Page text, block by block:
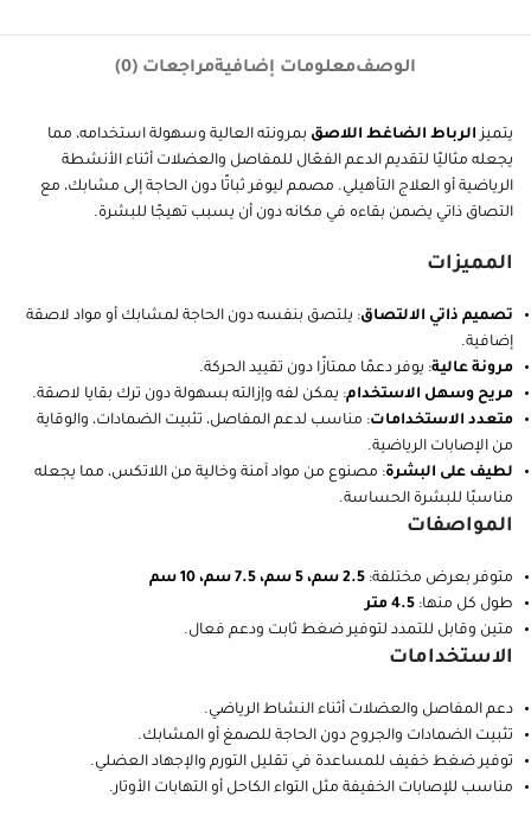
الوسوم: بلاستر, حماية العضلات, دعم المفاصل, رباض ضاغط لاصق, رباط
رباط ضاغط , رباط طبي رباط لاصق ذاتي , ضمادة ضاغطة
الوصف معلومات إضافية مراجعات (0)
يتميزالرباط الضاغط اللاصق
الرياضية أو العلاج التأهيلي. مصمم ليوفر ثباتًا دون الحاجة إلى مشابك، مع
التصاق ذاتي يضمن بقاءه في مكانه دون أن يسبب تهيجًا للبشرة.
المميزات
تصميم ذاتي الالتصاق
إضافية.
مرونة عالية: يوفر دعمًا ممتازًا دون تقييد الحركة.
مريح وسهل الاستخدام
من الإصابات الرياضية.
لطيف على البشرة: مصنوع من مواد آمنة وخالية من اللاتكس، مما يجعله
مناسبًا للبشرة الحساسة.
المواصفات
متوفر بعرض مختلفة: 2.5 سم، 5 سم، 7.5 سم، 10 سم
طول كل منها: 4.5 متر
متين وقابل للتمدد لتوفير ضغط ثابت ودعم فعال.
الاستخدامات